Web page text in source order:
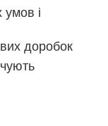
умов і
доробок